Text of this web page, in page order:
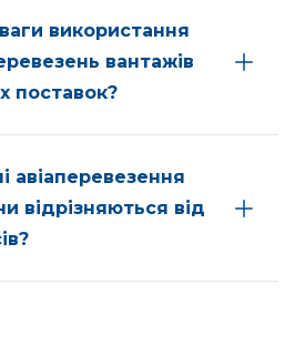
використання
вантажів
поставок?
авіаперевезення
відрізняються від